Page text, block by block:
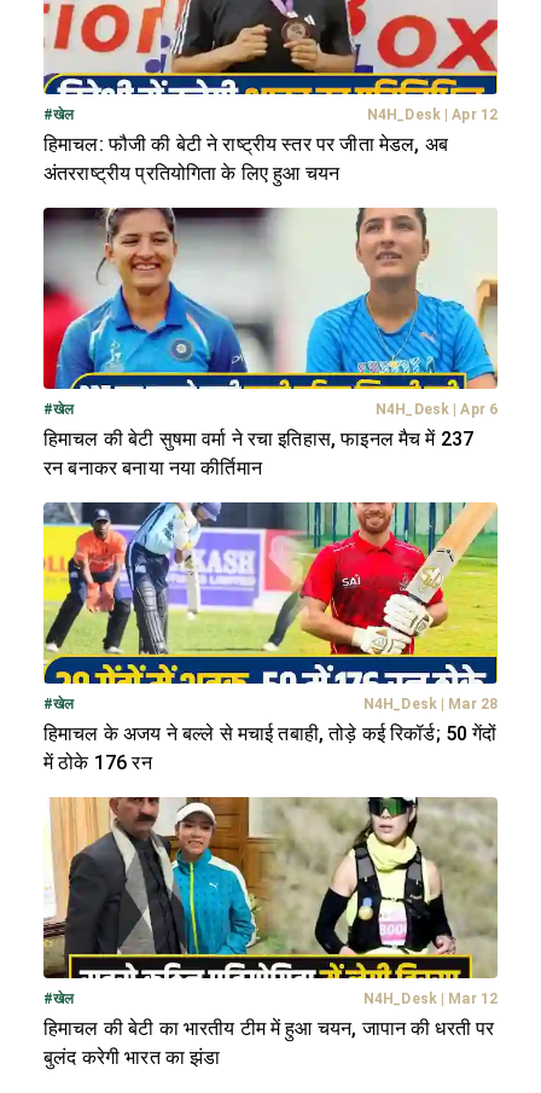
#खेल N4H_Desk| Apr 12
हिमाचल: फौजी की बेटी ने राष्ट्रीय स्तर पर जीता मेडल, अब
अंतरराष्ट्रीय प्रतियोगिता के लिए हुआ चयन
#खेल N4H_Desk | Apr 6
हिमाचल की बेटी सुषमा वर्मा ने रचा इतिहास, फाइनल मैच में 237
रन बनाकर बनाया नया कीर्तिमान
#खेल N4H_Desk| Mar 28
हिमाचल के अजय ने बल्ले से मचाई तबाही, तोड़े कई रिकॉर्ड; 50 गेंदों
में ठोके 176 रन
#खेल N4H_Desk| Mar 12
हिमाचल की बेटी का भारतीय टीम में हुआ चयन, जापान की धरती पर
बुलंद करेगी भारत का झंडा